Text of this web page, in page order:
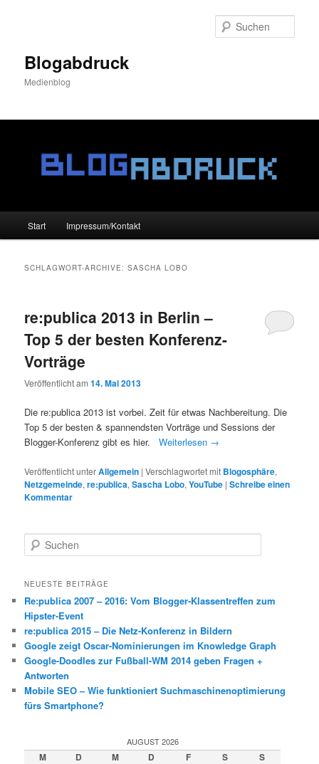
Blogabdruck
Medienblog
Start Impressum/Kontakt
SCHLAGWORT-ARCHIVE:SASCHA LOBO
re:publica 2013 in Berlin –
Top 5 der besten Konferenz-
Vorträge
Veröffentlicht am14. Mai 2013
Die re:publica 2013 ist vorbei. Zeit für etwas Nachbereitung. Die
Top 5 der besten & spannendsten Vorträge und Sessions der
Blogger-Konferenz gibt es hier.Weiterlesen →
Veröffentlicht unterAllgemein |Verschlagwortet mit Blogosphäre,
Netzgemeinde,re:publica,Sascha Lobo,YouTube |Schreibe einen
Kommentar
u
h
n
NEUESTE BEITRÄGE
Re:publica 2007 – 2016: Vom Blogger-Klassentreffen zum
Hipster-Event
re:publica 2015 – Die Netz-Konferenz in Bildern
Google zeigt Oscar-Nominierungen im Knowledge Graph
Google-Doodles zur Fußball-WM 2014 geben Fragen +
Antworten
Mobile SEO – Wie funktioniert Suchmaschinenoptimierung
fürs Smartphone?
AUGUST 2026
M D M D F S S